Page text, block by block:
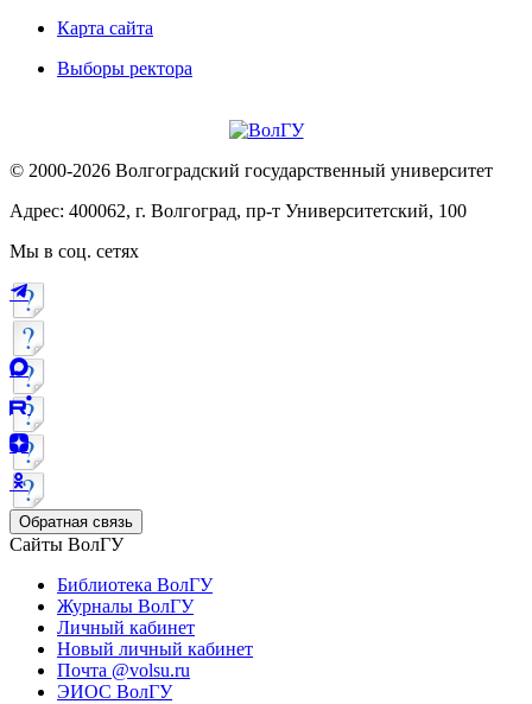
Карта сайта
Выборы ректора
© 2000-2026 Волгоградский государственный университет
Адрес: 400062, г. Волгоград, пр-т Университетский, 100
Мы в соц. сетях
Обратная связь
Сайты ВолГУ
Библиотека ВолГУ
Журналы ВолГУ
Личный кабинет
Новый личный кабинет
Почта @volsu.ru
ЭИОС ВолГУ